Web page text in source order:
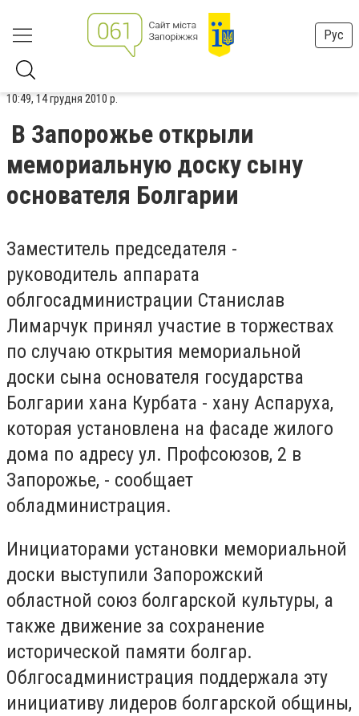
Рус
10:49, 14 грудня 2010 р.
В Запорожье открыли
мемориальную доску сыну
основателя Болгарии
Заместитель председателя -
руководитель аппарата
облгосадминистрации Станислав
Лимарчук принял участие в торжествах
по случаю открытия мемориальной
доски сына основателя государства
Болгарии хана Курбата - хану Аспаруха,
которая установлена на фасаде жилого
дома по адресу ул. Профсоюзов, 2 в
Запорожье, - сообщает
обладминистрация.
Инициаторами установки мемориальной
доски выступили Запорожский
областной союз болгарской культуры, а
также движение за сохранение
исторической памяти болгар.
Облгосадминистрация поддержала эту
инициативу лидеров болгарской общины,